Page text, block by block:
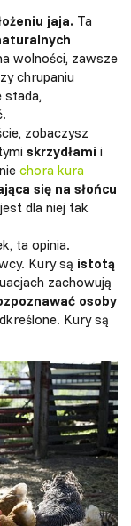
jaja. Ta
wolności, zawsze
chrupaniu
stada,
zobaczysz
skrzydłami i
chora kura
się na słońcu
dla niej tak
ta opinia.
Kury są istotą
zachowują
osoby
Kury są